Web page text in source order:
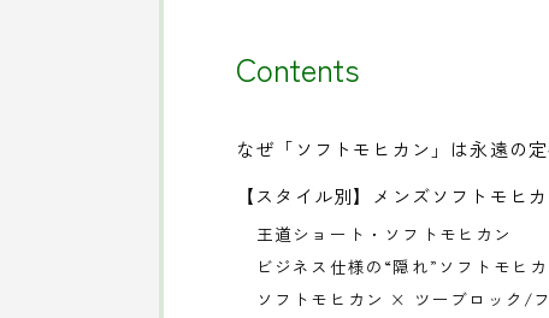
Contents
なぜ「ソフトモヒカン」は永遠の
【スタイル別】メンズソフトモヒ
王道ショート・ソフトモヒカン
ビジネス仕様の“隠れ”ソフトモヒカ
ソフトモヒカン × ツーブロック/